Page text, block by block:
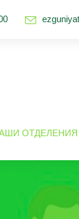
ОТДЕЛЕНИЯ